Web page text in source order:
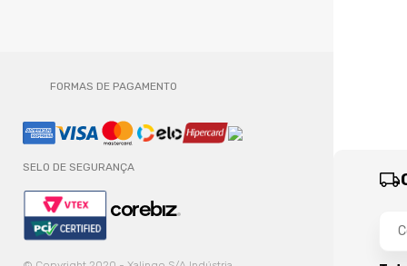
FORMAS DE PAGAMENTO
SELO DE SEGURANÇA